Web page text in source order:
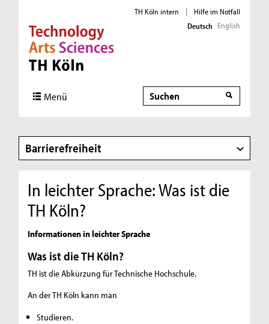
Direkt zur Hauptnavigation
Direkt zur Subnavigation
Direkt zum Inhalt
Direkt zum Fußbereich
TH Köln intern |
Hilfe im Notfall
Deutsch English
Menü Suche
Barrierefreiheit
In leichter Sprache: Was ist die
TH Köln?
Informationen in leichter Sprache
Was ist die TH Köln?
TH ist die Abkürzung für Technische Hochschule.
An der TH Köln kann man
Studieren.